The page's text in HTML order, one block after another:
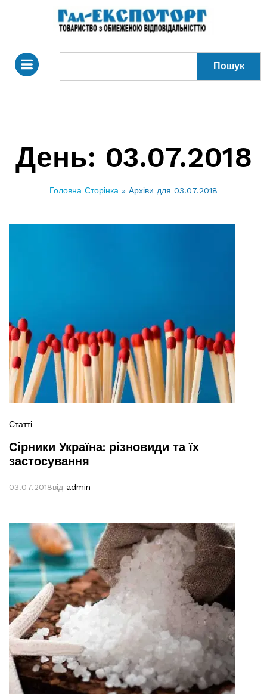
Пошук
День: 03.07.2018
Головна Сторінка » Архіви для 03.07.2018
Статті
Сірники Україна: різновиди та їх
застосування
03.07.2018від admin